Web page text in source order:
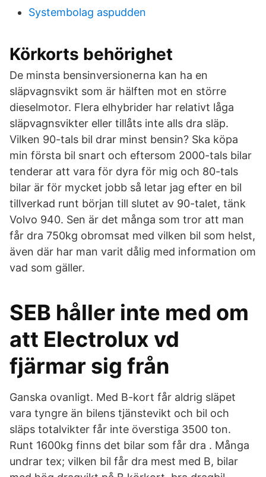
Systembolag aspudden
Körkorts behörighet
De minsta bensinversionerna kan ha en
släpvagnsvikt som är hälften mot en större
dieselmotor. Flera elhybrider har relativt låga
släpvagnsvikter eller tillåts inte alls dra släp.
Vilken 90-tals bil drar minst bensin? Ska köpa
min första bil snart och eftersom 2000-tals bilar
tenderar att vara för dyra för mig och 80-tals
bilar är för mycket jobb så letar jag efter en bil
tillverkad runt början till slutet av 90-talet, tänk
Volvo 940. Sen är det många som tror att man
får dra 750kg obromsat med vilken bil som helst,
även där har man varit dålig med information om
vad som gäller.
SEB håller inte med om
att Electrolux vd
fjärmar sig från
Ganska ovanligt. Med B-kort får aldrig släpet
vara tyngre än bilens tjänstevikt och bil och
släps totalvikter får inte överstiga 3500 ton.
Runt 1600kg finns det bilar som får dra . Många
undrar tex; vilken bil får dra mest med B, bilar